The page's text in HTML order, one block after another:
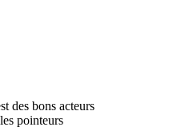
des bons acteurs
pointeurs